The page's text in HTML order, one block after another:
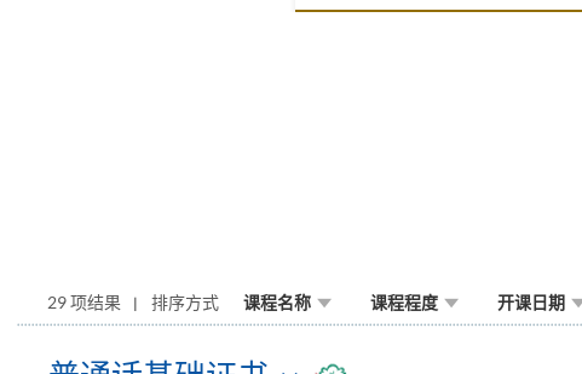
29 项结果 排序方式 课程名称 课程程度 开课日期